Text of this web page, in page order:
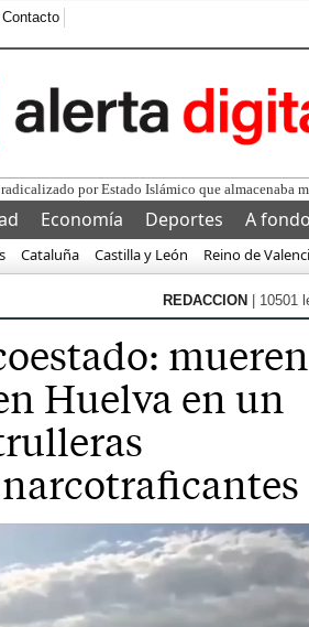
Contacto
Economía Deportes A fondo
Cataluña Castilla y León Reino de
REDACCION | 10501
mueren
Huelva en un